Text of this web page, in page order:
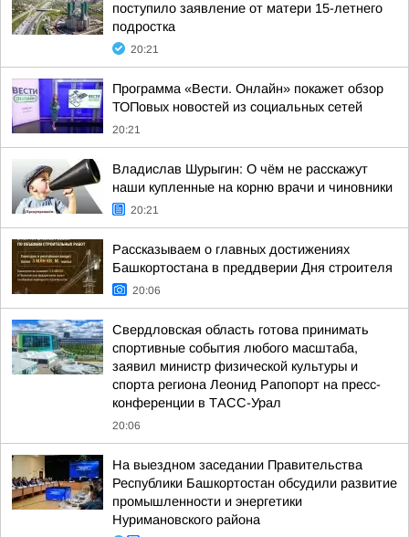
поступило заявление от матери 15-летнего
подростка
20:21
Программа «Вести. Онлайн» покажет обзор
ТОПовых новостей из социальных сетей
20:21
Владислав Шурыгин: О чём не расскажут
наши купленные на корню врачи и чиновники
20:21
Рассказываем о главных достижениях
Башкортостана в преддверии Дня строителя
20:06
Свердловская область готова принимать
спортивные события любого масштаба,
заявил министр физической культуры и
спорта региона Леонид Рапопорт на пресс-
конференции в ТАСС-Урал
20:06
На выездном заседании Правительства
Республики Башкортостан обсудили развитие
промышленности и энергетики
Нуримановского района